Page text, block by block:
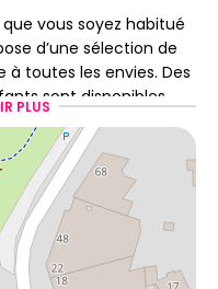
vous soyez habitué
d’une sélection de
à toutes les envies. Des
sont disponibles
avec soin,
pour vous
pendant votre séjour.
équipements de
ou Dynastar.
PLUS